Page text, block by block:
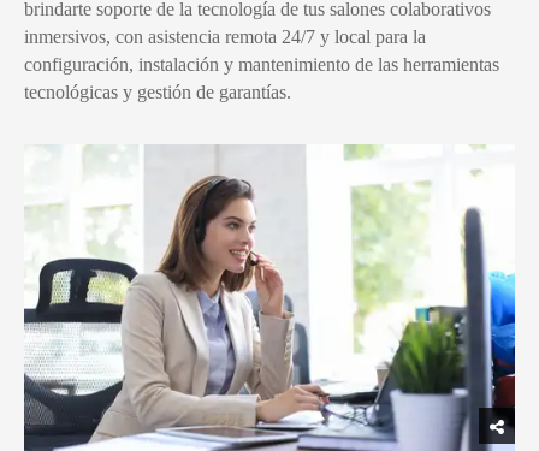
brindarte soporte de la tecnología de tus salones colaborativos
inmersivos, con asistencia remota 24/7 y local para la
configuración, instalación y mantenimiento de las herramientas
tecnológicas y gestión de garantías.